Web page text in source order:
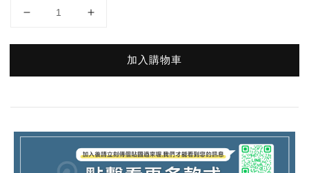
加入購物車